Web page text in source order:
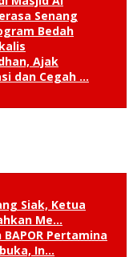
Senang
Bedah
Ajak
dan Cegah …
Siak, Ketua
Me…
Pertamina
In…